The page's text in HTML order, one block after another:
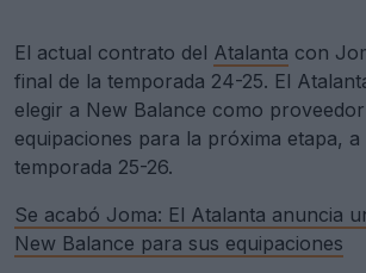
El actual contrato del Atalanta con
final de la temporada 24-25. El
elegir a New Balance como
equipaciones para la próxima etapa,
temporada 25-26.
Se acabó Joma: El Atalanta anuncia
New Balance para sus equipaciones